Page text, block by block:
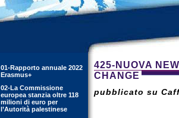
01-Rapporto annuale 2022
Erasmus+
02-La Commissione
europea stanzia oltre 118
milioni di euro per
l’Autorità palestinese
425-NUOVA
CHANGE
pubblicato su